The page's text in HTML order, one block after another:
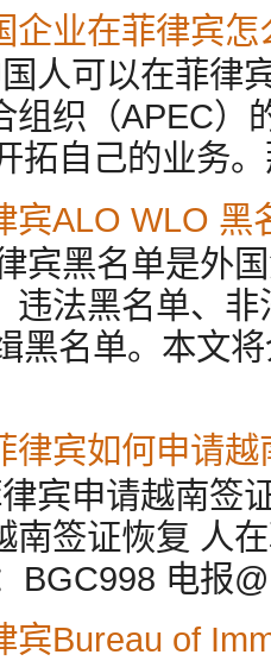
企业在菲律宾怎
人可以在菲律
组织（APEC）
拓自己的业务
宾ALO WLO 黑
宾黑名单是外
违法黑名单、
黑名单。本文
律宾如何申请越
宾申请越南签
南签证恢复 人
BGC998 电报
宾Bureau of